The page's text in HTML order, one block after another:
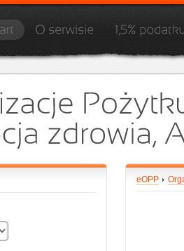
eOPP